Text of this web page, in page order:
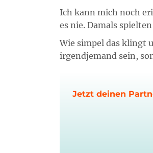
Ich kann mich noch
es nie. Damals
Wie simpel das klingt
irgendjemand sein,
Jetzt deinen